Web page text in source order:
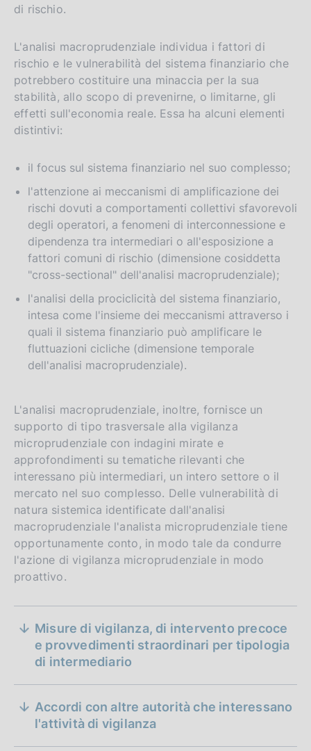
di rischio.
L'analisi macroprudenziale individua i fattori di
rischio e le vulnerabilità del sistema finanziario che
potrebbero costituire una minaccia per la sua
stabilità, allo scopo di prevenirne, o limitarne, gli
effetti sull'economia reale. Essa ha alcuni elementi
distintivi:
il focus sul sistema finanziario nel suo complesso;
l'attenzione ai meccanismi di amplificazione dei
rischi dovuti a comportamenti collettivi sfavorevoli
degli operatori, a fenomeni di interconnessione e
dipendenza tra intermediari o all'esposizione a
fattori comuni di rischio (dimensione cosiddetta
"cross-sectional" dell'analisi macroprudenziale);
l'analisi della prociclicità del sistema finanziario,
intesa come l'insieme dei meccanismi attraverso i
quali il sistema finanziario può amplificare le
fluttuazioni cicliche (dimensione temporale
dell'analisi macroprudenziale).
L'analisi macroprudenziale, inoltre, fornisce un
supporto di tipo trasversale alla vigilanza
microprudenziale con indagini mirate e
approfondimenti su tematiche rilevanti che
interessano più intermediari, un intero settore o il
mercato nel suo complesso. Delle vulnerabilità di
natura sistemica identificate dall'analisi
macroprudenziale l'analista microprudenziale tiene
opportunamente conto, in modo tale da condurre
l'azione di vigilanza microprudenziale in modo
proattivo.
S
i
o
n
Misure di vigilanza, di intervento precoce
e provvedimenti straordinari per tipologia
di intermediario
t
a
P
Accordi con altre autorità che interessano
l'attività di vigilanza
relativo all'Osservatorio interistituzionale sulla
partecipazione femminile negli organi di
amministrazione e controllo delle società
italiane
D
a
t
16 luglio 2025
Protocollo d'intesa relativo ai rapporti di
collaborazione (2025)